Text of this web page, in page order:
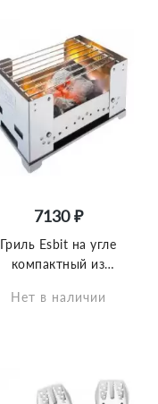
7130 ₽
Гриль Esbit на угле
компактный из
BBQ100S
Нет в наличии